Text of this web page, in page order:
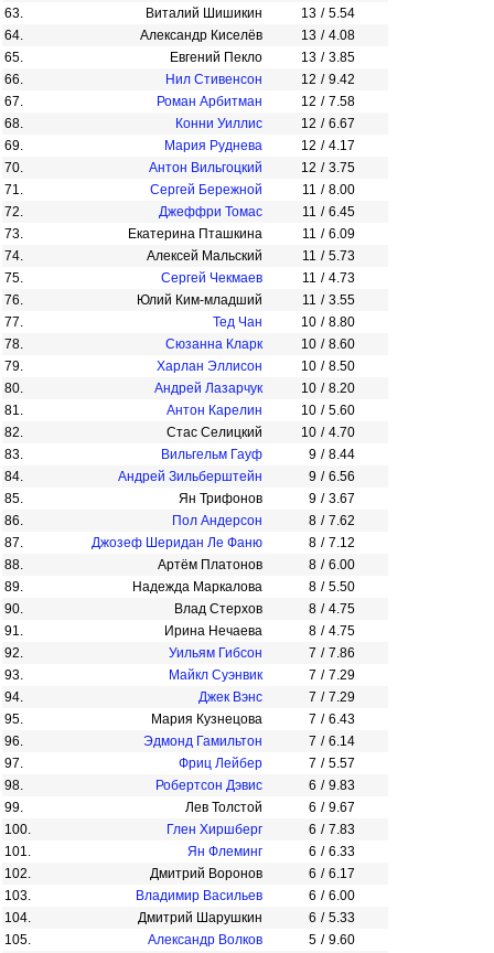
63.
Виталий Шишикин 13 / 5.54
64.
Александр Киселёв 13 / 4.08
65.
Евгений Пекло 13 / 3.85
66.
Нил Стивенсон 12 / 9.42
67.
Роман Арбитман 12 / 7.58
68.
Конни Уиллис 12 / 6.67
69.
Мария Руднева 12 / 4.17
70.
Антон Вильгоцкий 12 / 3.75
71.
Сергей Бережной 11 / 8.00
72.
Джеффри Томас 11 / 6.45
73.
Екатерина Пташкина 11 / 6.09
74.
Алексей Мальский 11 / 5.73
75.
Сергей Чекмаев 11 / 4.73
76.
Юлий Ким-младший 11 / 3.55
77.
Тед Чан 10 / 8.80
78.
Сюзанна Кларк 10 / 8.60
79.
Харлан Эллисон 10 / 8.50
80.
Андрей Лазарчук 10 / 8.20
81.
Антон Карелин 10 / 5.60
82.
Стас Селицкий 10 / 4.70
83.
Вильгельм Гауф 9 / 8.44
84.
Андрей Зильберштейн 9 / 6.56
85.
Ян Трифонов 9 / 3.67
86.
Пол Андерсон 8 / 7.62
87.
Джозеф Шеридан Ле Фаню 8 / 7.12
88.
Артём Платонов 8 / 6.00
89.
Надежда Маркалова 8 / 5.50
90.
Влад Стерхов 8 / 4.75
91.
Ирина Нечаева 8 / 4.75
92.
Уильям Гибсон 7 / 7.86
93.
Майкл Суэнвик 7 / 7.29
94.
Джек Вэнс 7 / 7.29
95.
Мария Кузнецова 7 / 6.43
96.
Эдмонд Гамильтон 7 / 6.14
97.
Фриц Лейбер 7 / 5.57
98.
Робертсон Дэвис 6 / 9.83
99.
Лев Толстой 6 / 9.67
100.
Глен Хиршберг 6 / 7.83
101.
Ян Флеминг 6 / 6.33
102.
Дмитрий Воронов 6 / 6.17
103.
Владимир Васильев 6 / 6.00
104.
Дмитрий Шарушкин 6 / 5.33
105.
Александр Волков 5 / 9.60